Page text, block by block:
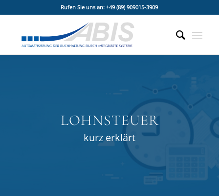
Rufen Sie uns an: +49 (89) 909015-3909
LOHNSTEUER
kurz erklärt